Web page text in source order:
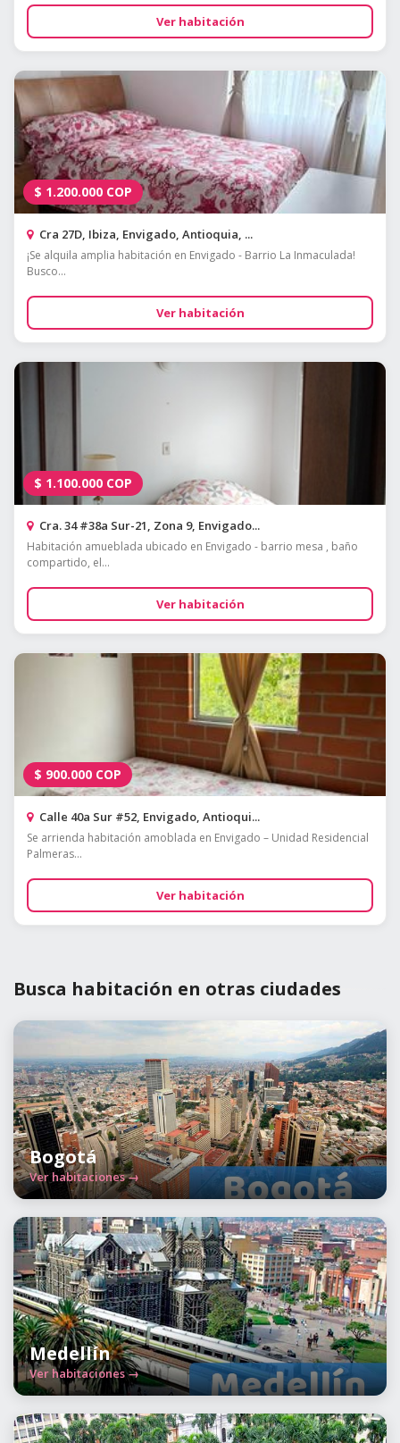
Ver habitación
$ 1.200.000 COP
Cra 27D, Ibiza, Envigado, Antioquia, ...
¡Se alquila amplia habitación en Envigado - Barrio La Inmaculada!
Busco...
Ver habitación
$ 1.100.000 COP
Cra. 34 #38a Sur-21, Zona 9, Envigado...
Habitación amueblada ubicado en Envigado - barrio mesa , baño
compartido, el...
Ver habitación
$ 900.000 COP
Calle 40a Sur #52, Envigado, Antioqui...
Se arrienda habitación amoblada en Envigado – Unidad Residencial
Palmeras...
Ver habitación
Busca habitación en otras ciudades
Bogotá
Ver habitaciones →
Medellín
Ver habitaciones →